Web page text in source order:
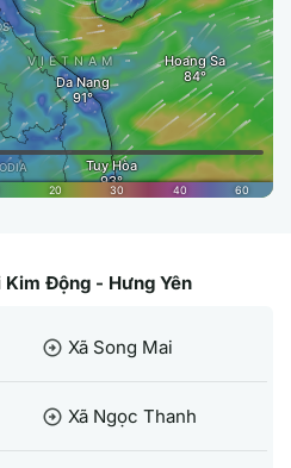
Động - Hưng Yên
arrow_circle_right Xã Song Mai
arrow_circle_right Xã Ngọc Thanh